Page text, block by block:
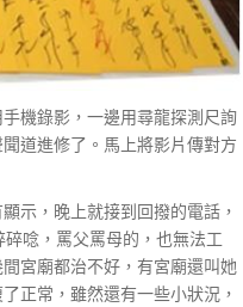
機錄影，一邊用尋龍探測尺詢
道進修了。馬上將影片傳對方
示，晚上就接到回撥的電話，
唸，罵父罵母的，也無法工
宮廟都治不好，有宮廟還叫她
正常，雖然還有一些小狀況，